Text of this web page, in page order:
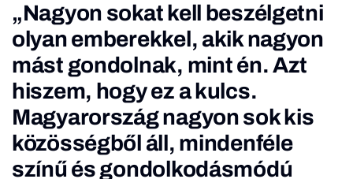
„Nagyon sokat kell beszélgetni
olyan emberekkel, akik nagyon
mást gondolnak, mint én. Azt
hiszem, hogy ez a kulcs.
Magyarország nagyon sok kis
közösségből áll, mindenféle
színű és gondolkodásmódú